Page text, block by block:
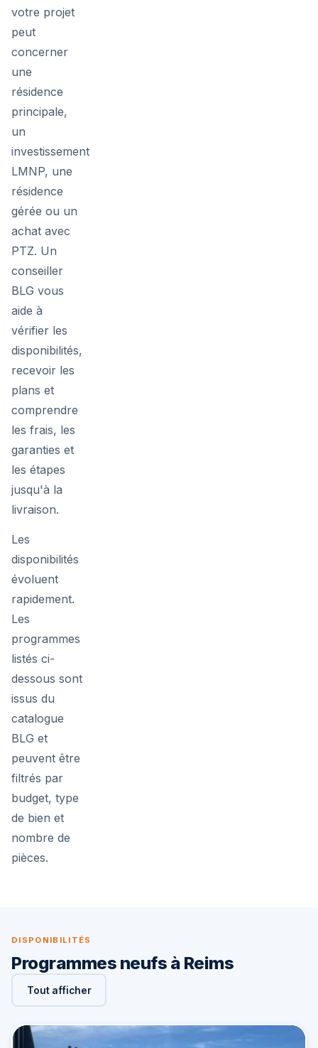
votre projet
peut
concerner
une
résidence
principale,
un
investissement
LMNP, une
résidence
gérée ou un
achat avec
PTZ. Un
conseiller
BLG vous
aide à
vérifier les
disponibilités,
recevoir les
plans et
comprendre
les frais, les
garanties et
les étapes
jusqu'à la
livraison.
Les
disponibilités
évoluent
rapidement.
Les
programmes
listés ci-
dessous sont
issus du
catalogue
BLG et
peuvent être
filtrés par
budget, type
de bien et
nombre de
pièces.
DISPONIBILITÉS
Programmes neufs à Reims
Tout afficher